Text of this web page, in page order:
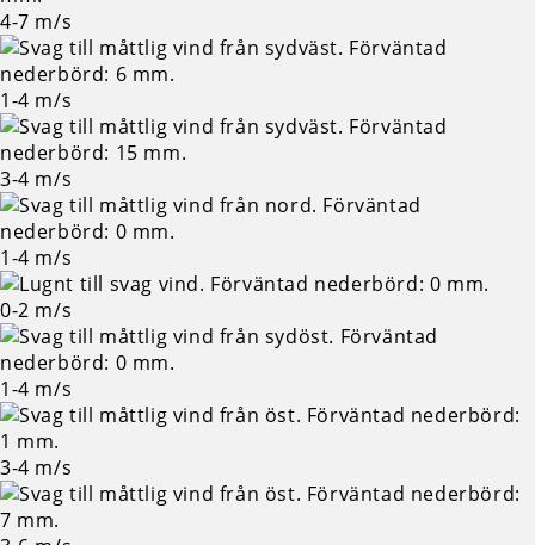
4-7 m/s
1-4 m/s
3-4 m/s
1-4 m/s
0-2 m/s
1-4 m/s
3-4 m/s